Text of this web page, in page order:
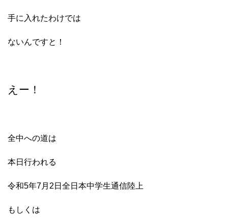
手に入れたわけでは
ないんですと！
えー！
全中への道は
本日行われる
令和5年7月2日全日本中学生通信陸上
もしくは